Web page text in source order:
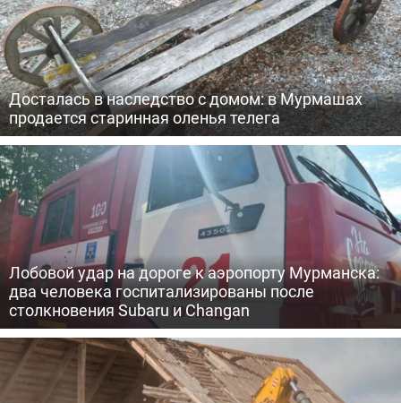
Досталась в наследство с домом: в Мурмашах
продается старинная оленья телега
Лобовой удар на дороге к аэропорту Мурманска:
два человека госпитализированы после
столкновения Subaru и Changan